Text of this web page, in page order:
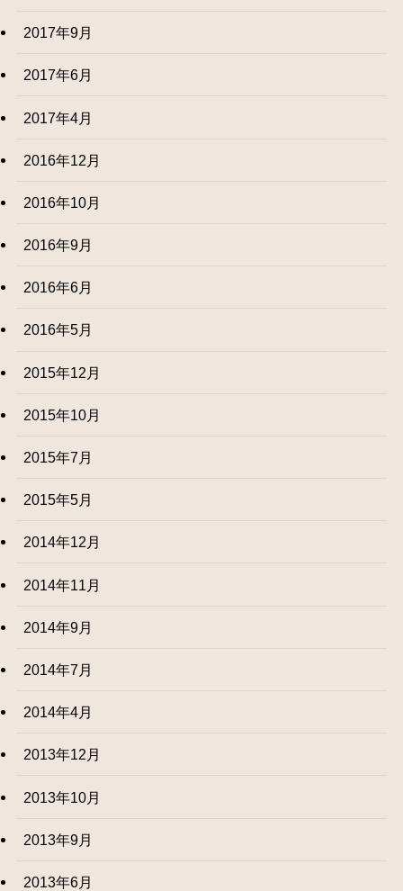
2017年9月
2017年6月
2017年4月
2016年12月
2016年10月
2016年9月
2016年6月
2016年5月
2015年12月
2015年10月
2015年7月
2015年5月
2014年12月
2014年11月
2014年9月
2014年7月
2014年4月
2013年12月
2013年10月
2013年9月
2013年6月